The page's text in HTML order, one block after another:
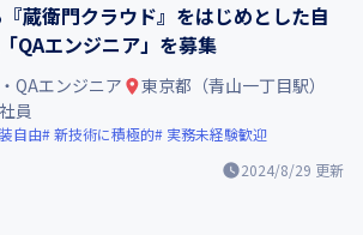
蔵衛門クラウド』をはじめとした自
QAエンジニア」を募集
2024/8/29 更新
QAエンジニア
東京都（青山一丁目駅）
員
自由 新技術に積極的 実務未経験歓迎